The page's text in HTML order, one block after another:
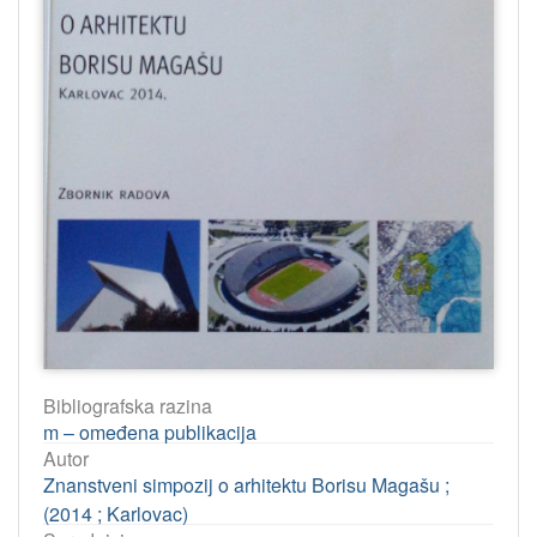
Bibliografska razina
m – omeđena publikacija
Autor
Znanstveni simpozij o arhitektu Borisu Magašu ;
(2014 ; Karlovac)